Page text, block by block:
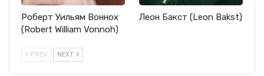
Роберт Уильям Воннох
(Robert William Vonnoh)
Леон Бакст (Leon Bakst)
PREV NEXT